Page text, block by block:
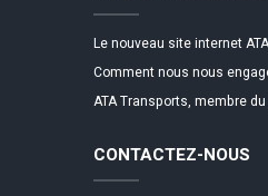
Le nouveau site internet
Comment nous nous
ATA Transports, membre
CONTACTEZ-NOUS